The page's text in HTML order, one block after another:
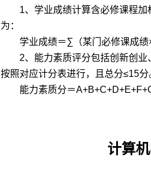
1、学业成绩计算含必修课程
为：
学业成绩＝∑ （某门必修课成绩
2、能力素质评分包括创新创
按照对应计分表进行，且总分≤15分
能力素质分＝
计算